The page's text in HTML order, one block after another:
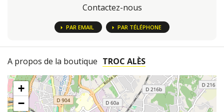
Contactez-nous
PAR EMAIL PAR TÉLÉPHONE
A propos de la boutique TROC ALÈS
+
−